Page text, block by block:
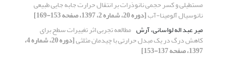
مستطیلی و کسر حجمی نانوذرات بر انتقال حرارت جابه جایی طبیعی
نانوسیال آلومینا-آب[دوره 20، شماره 2، 1397، صفحه 153-169]
میر عبد اله لواسانی، آرش مطالعه تجربی اثر تغییرات سطح برای
کاهش درگ در یک مبدل حرارتی با چیدمان مثلثی [دوره 20، شماره 4،
1397، صفحه 137-153]